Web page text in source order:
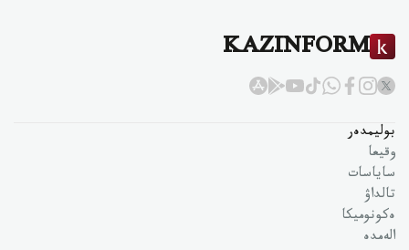
KAZINFORM
بوليمدەر
وقيعا
ساياسات
تالداۋ
ەكونوميكا
الەمدە